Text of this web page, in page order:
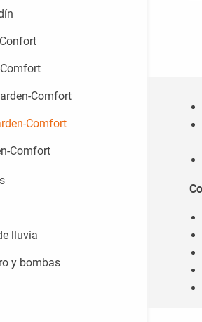
Comfort
Comfort
Comfort
lluvia
y bombas